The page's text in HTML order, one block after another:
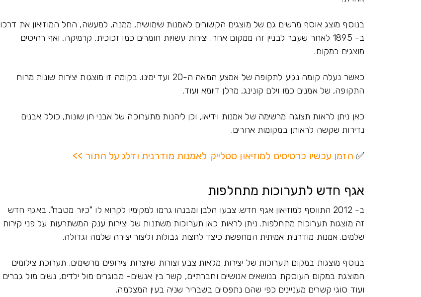
בנוסף מוצג אוסף מרשים גם של מוצגים הקשורים לאמנות שימושית, ממנה, למעשה, החל המוזיאון את דרכו
ב- 1895 לאחר שעבר לבניין זה ממקום אחר. יצירות עשויות חומרים כמו זכוכית, קרמיקה, ואף רהיטים
מוצגים במקום.
כאשר נעלה קומה נגיע לתקופה של אמצע המאה ה-20 ועד ימינו. בקומה זו מוצגות יצירות שונות מרוח
התקופה, של אמנים כמו וילם קונינג, מרלן דיומא ועוד.
כאן ניתן לראות תצוגה מרשימה של אמנות וידיאו, וכן ליהנות מתערוכה של אבני חן שונות, כולל אבנים
נדירות שקשה לראותן במקומות אחרים.
✅ הזמן עכשיו כרטיסים למוזיאון סטלייק לאמנות מודרנית ודלג על התור >>
אגף חדש לתערוכות מתחלפות
ב- 2012 התווסף למוזיאון אגף חדש. צבעו הלבן ומבנהו גרמו למקימיו לקרוא לו "כיור מטבח". באגף חדש
זה מוצגות תערוכות מתחלפות. ניתן לראות כאן תערוכות משתנות של יצירות ענק המשתרעות על פני קירות
שלמים. אמנות מודרנית אמיתית המחפשת כיצד לחצות גבולות וליצור יצירה שלמה וגדולה.
בנוסף מוצגות במקום תערוכות של יצירות מלאות צבע וצורות שיוצרות צירופים מרשימים. תערוכת צילומים
המוצגת במקום העוסקת בנושאים אנושיים וחברתיים, קשר בין אנשים- מבוגרים מול ילדים, נשים מול גברים
ועוד סוגי קשרים מעניינים כפי שהם נתפסים בשבריר שניה בעין המצלמה.